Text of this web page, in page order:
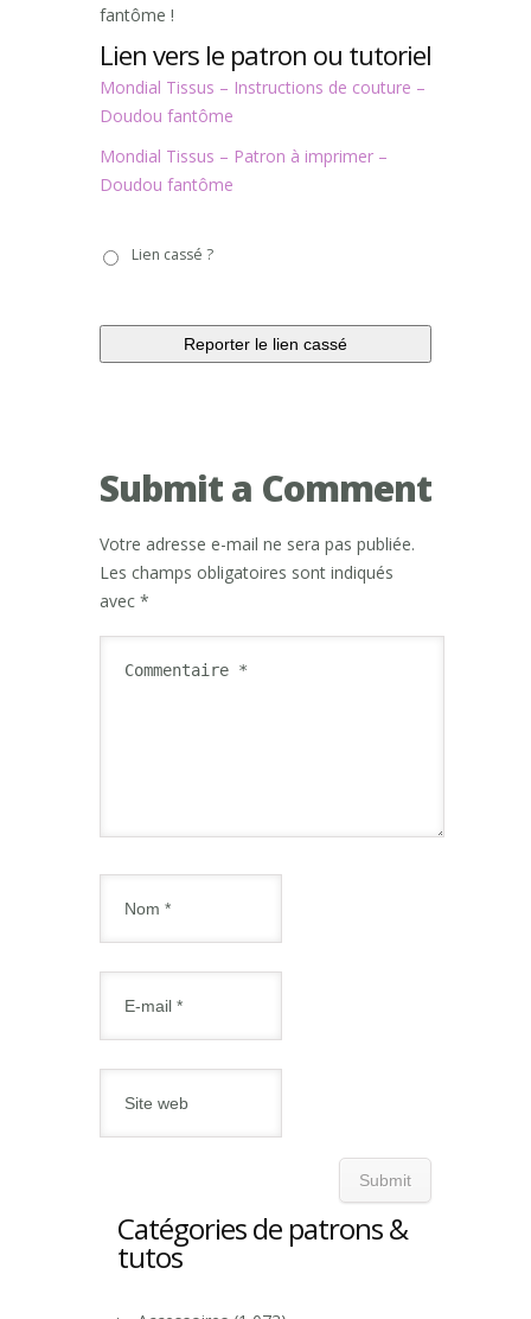
fantôme !
Lien vers le patron ou tutoriel
Mondial Tissus – Instructions de couture –
Doudou fantôme
Mondial Tissus – Patron à imprimer –
Doudou fantôme
casséLien cassé ?
Submit a Comment
Votre adresse e-mail ne sera pas publiée.
Les champs obligatoires sont indiqués
avec *
Catégories de patrons &
tutos